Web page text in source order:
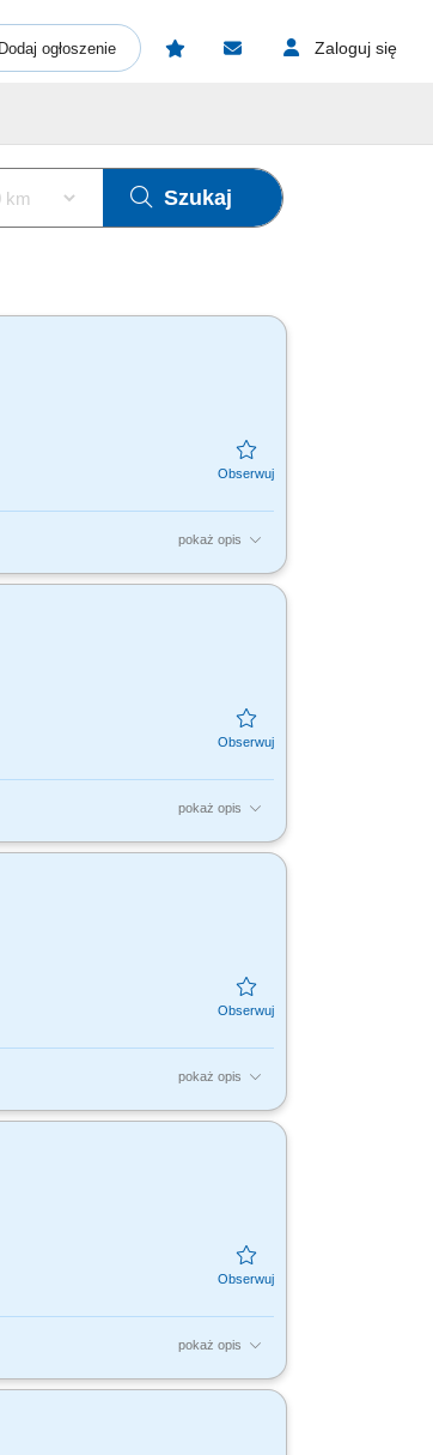
Dodaj ogłoszenie Zaloguj się
Szukaj
pokaż opis
jesteś ekspertem –
pokaż opis
jesteś ekspertem –
pokaż opis
jesteś ekspertem –
pokaż opis
jesteś ekspertem –